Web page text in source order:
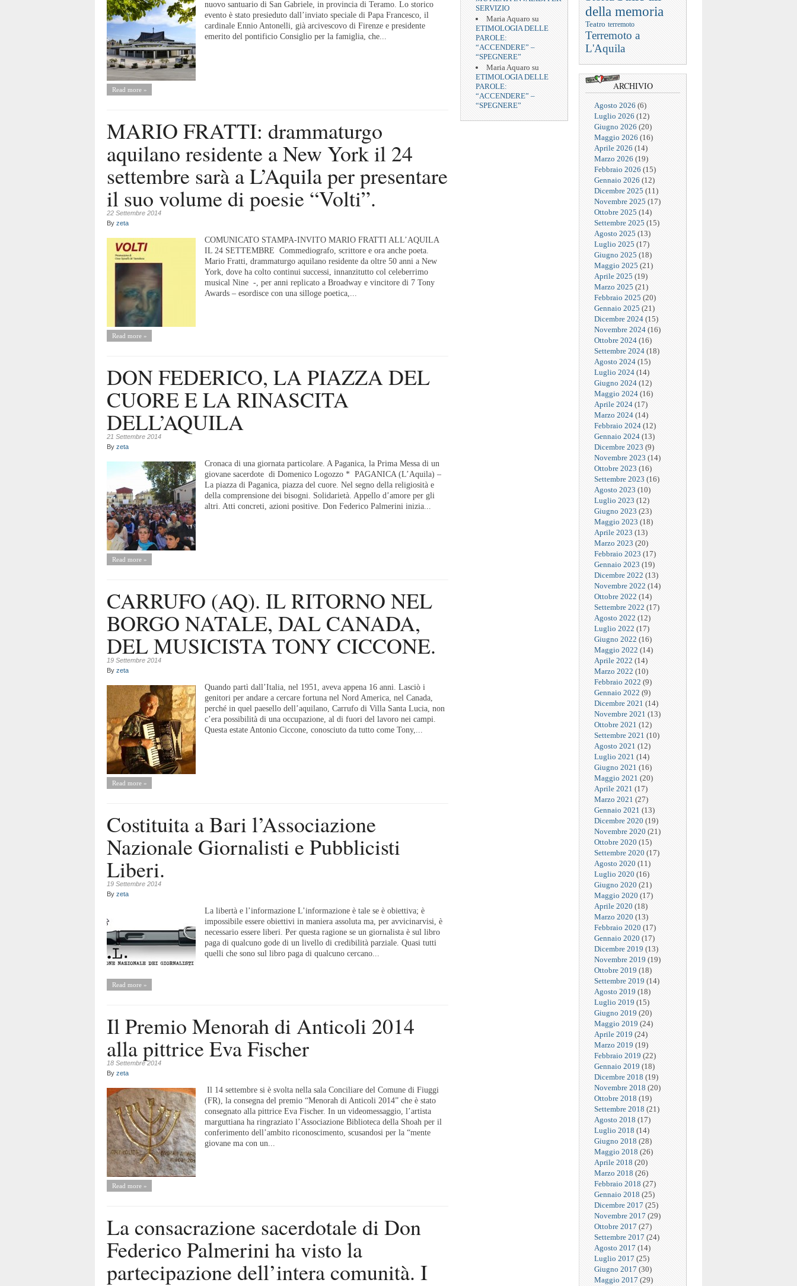
nuovo santuario di San Gabriele, in provincia di Teramo. Lo storico
evento è stato presieduto dall’inviato speciale di Papa Francesco, il
cardinale Ennio Antonelli, già arcivescovo di Firenze e presidente
emerito del pontificio Consiglio per la famiglia, che...
Read more »
MARIO FRATTI: drammaturgo
aquilano residente a New York il 24
settembre sarà a L’Aquila per presentare
il suo volume di poesie “Volti”.
22 Settembre 2014
By zeta
COMUNICATO STAMPA-INVITO MARIO FRATTI ALL’AQUILA
IL 24 SETTEMBRE Commediografo, scrittore e ora anche poeta.
Mario Fratti, drammaturgo aquilano residente da oltre 50 anni a New
York, dove ha colto continui successi, innanzitutto col celeberrimo
musical Nine -, per anni replicato a Broadway e vincitore di 7 Tony
Awards – esordisce con una silloge poetica,...
Read more »
DON FEDERICO, LA PIAZZA DEL
CUORE E LA RINASCITA
DELL’AQUILA
21 Settembre 2014
By zeta
Cronaca di una giornata particolare. A Paganica, la Prima Messa di un
giovane sacerdote di Domenico Logozzo * PAGANICA (L’Aquila) –
La piazza di Paganica, piazza del cuore. Nel segno della religiosità e
della comprensione dei bisogni. Solidarietà. Appello d’amore per gli
altri. Atti concreti, azioni positive. Don Federico Palmerini inizia...
Read more »
CARRUFO (AQ). IL RITORNO NEL
BORGO NATALE, DAL CANADA,
DEL MUSICISTA TONY CICCONE.
19 Settembre 2014
By zeta
Quando partì dall’Italia, nel 1951, aveva appena 16 anni. Lasciò i
genitori per andare a cercare fortuna nel Nord America, nel Canada,
perché in quel paesello dell’aquilano, Carrufo di Villa Santa Lucia, non
c’era possibilità di una occupazione, al di fuori del lavoro nei campi.
Questa estate Antonio Ciccone, conosciuto da tutto come Tony,...
Read more »
Costituita a Bari l’Associazione
Nazionale Giornalisti e Pubblicisti
Liberi.
19 Settembre 2014
By zeta
La libertà e l’informazione L’informazione è tale se è obiettiva; è
impossibile essere obiettivi in maniera assoluta ma, per avvicinarvisi, è
necessario essere liberi. Per questa ragione se un giornalista è sul libro
paga di qualcuno gode di un livello di credibilità parziale. Quasi tutti
quelli che sono sul libro paga di qualcuno cercano...
Read more »
Il Premio Menorah di Anticoli 2014
alla pittrice Eva Fischer
18 Settembre 2014
By zeta
Il 14 settembre si è svolta nella sala Conciliare del Comune di Fiuggi
(FR), la consegna del premio “Menorah di Anticoli 2014” che è stato
consegnato alla pittrice Eva Fischer. In un videomessaggio, l’artista
marguttiana ha ringraziato l’Associazione Biblioteca della Shoah per il
conferimento dell’ambito riconoscimento, scusandosi per la “mente
giovane ma con un...
Read more »
La consacrazione sacerdotale di Don
Federico Palmerini ha visto la
partecipazione dell’intera comunità. I
SERVIZIO
Maria Aquaro su
ETIMOLOGIA DELLE
PAROLE:
“ACCENDERE” –
“SPEGNERE”
Maria Aquaro su
ETIMOLOGIA DELLE
PAROLE:
“ACCENDERE” –
“SPEGNERE”
della memoria
Teatro terremoto
Terremoto a
L'Aquila
ARCHIVIO
Agosto 2026 (6)
Luglio 2026 (12)
Giugno 2026 (20)
Maggio 2026 (16)
Aprile 2026 (14)
Marzo 2026 (19)
Febbraio 2026 (15)
Gennaio 2026 (12)
Dicembre 2025 (11)
Novembre 2025 (17)
Ottobre 2025 (14)
Settembre 2025 (15)
Agosto 2025 (13)
Luglio 2025 (17)
Giugno 2025 (18)
Maggio 2025 (21)
Aprile 2025 (19)
Marzo 2025 (21)
Febbraio 2025 (20)
Gennaio 2025 (21)
Dicembre 2024 (15)
Novembre 2024 (16)
Ottobre 2024 (16)
Settembre 2024 (18)
Agosto 2024 (15)
Luglio 2024 (14)
Giugno 2024 (12)
Maggio 2024 (16)
Aprile 2024 (17)
Marzo 2024 (14)
Febbraio 2024 (12)
Gennaio 2024 (13)
Dicembre 2023 (9)
Novembre 2023 (14)
Ottobre 2023 (16)
Settembre 2023 (16)
Agosto 2023 (10)
Luglio 2023 (12)
Giugno 2023 (23)
Maggio 2023 (18)
Aprile 2023 (13)
Marzo 2023 (20)
Febbraio 2023 (17)
Gennaio 2023 (19)
Dicembre 2022 (13)
Novembre 2022 (14)
Ottobre 2022 (14)
Settembre 2022 (17)
Agosto 2022 (12)
Luglio 2022 (17)
Giugno 2022 (16)
Maggio 2022 (14)
Aprile 2022 (14)
Marzo 2022 (10)
Febbraio 2022 (9)
Gennaio 2022 (9)
Dicembre 2021 (14)
Novembre 2021 (13)
Ottobre 2021 (12)
Settembre 2021 (10)
Agosto 2021 (12)
Luglio 2021 (14)
Giugno 2021 (16)
Maggio 2021 (20)
Aprile 2021 (17)
Marzo 2021 (27)
Gennaio 2021 (13)
Dicembre 2020 (19)
Novembre 2020 (21)
Ottobre 2020 (15)
Settembre 2020 (17)
Agosto 2020 (11)
Luglio 2020 (16)
Giugno 2020 (21)
Maggio 2020 (17)
Aprile 2020 (18)
Marzo 2020 (13)
Febbraio 2020 (17)
Gennaio 2020 (17)
Dicembre 2019 (13)
Novembre 2019 (19)
Ottobre 2019 (18)
Settembre 2019 (14)
Agosto 2019 (18)
Luglio 2019 (15)
Giugno 2019 (20)
Maggio 2019 (24)
Aprile 2019 (24)
Marzo 2019 (19)
Febbraio 2019 (22)
Gennaio 2019 (18)
Dicembre 2018 (19)
Novembre 2018 (20)
Ottobre 2018 (19)
Settembre 2018 (21)
Agosto 2018 (17)
Luglio 2018 (14)
Giugno 2018 (28)
Maggio 2018 (26)
Aprile 2018 (20)
Marzo 2018 (26)
Febbraio 2018 (27)
Gennaio 2018 (25)
Dicembre 2017 (25)
Novembre 2017 (29)
Ottobre 2017 (27)
Settembre 2017 (24)
Agosto 2017 (14)
Luglio 2017 (25)
Giugno 2017 (30)
Maggio 2017 (29)